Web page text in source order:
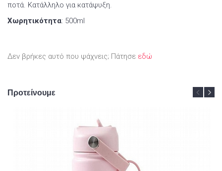
ποτά. Κατάλληλο για κατάψυξη.
Χωρητικότητα: 500ml
Δεν βρήκες αυτό που ψάχνεις; Πάτησε εδώ
Προτείνουμε